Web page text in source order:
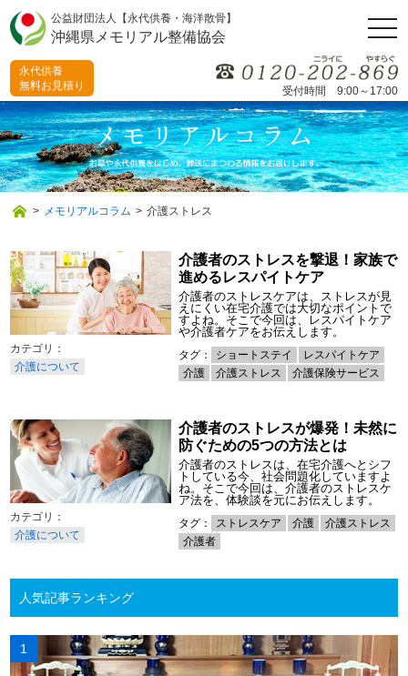
公益財団法人【永代供養・海洋散骨】
沖縄県メモリアル整備協会
受付時間 9:00～17:00
永代供養
無料お見積り
> メモリアルコラム > 介護ストレス
介護について
介護者のストレスを撃退！家族で
進めるレスパイトケア
介護者のストレスケアは、ストレスが見
えにくい在宅介護では大切なポイントで
すよね。そこで今回は、レスパイトケア
や介護者ケアをお伝えします。
タグ： ショートステイ
レスパイトケア
介護
介護ストレス 介護保険サービス
介護について
介護者のストレスが爆発！未然に
防ぐための5つの方法とは
介護者のストレスは、在宅介護へとシフ
トしている今、社会問題化していますよ
ね。そこで今回は、介護者のストレスケ
ア法を、体験談を元にお伝えします。
タグ： ストレスケア 介護
介護ストレス
介護者
人気記事ランキング